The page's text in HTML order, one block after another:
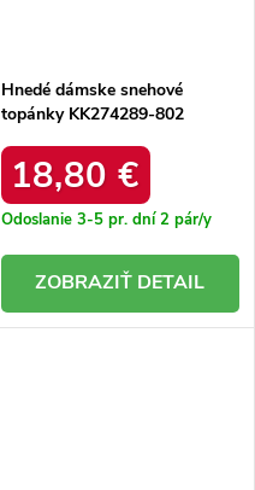
Hnedé dámske snehové
topánky KK274289-802
18,80 €
Odoslanie 3-5 pr. dní2 pár/y
DETAIL